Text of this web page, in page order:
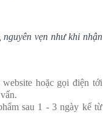
vẹn như khi nhận
hoặc gọi điện tới
sau 1 - 3 ngày kể từ